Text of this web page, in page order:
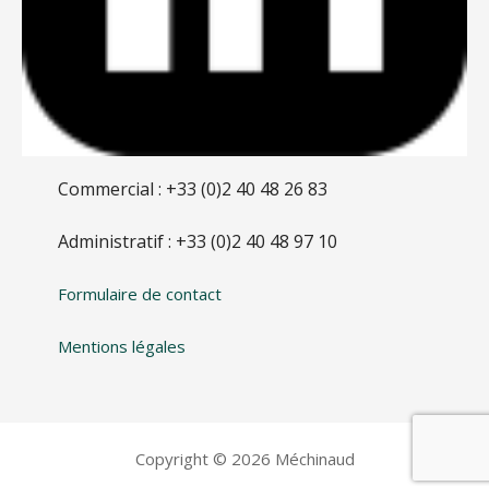
Commercial : +33 (0)2 40 48 26 83
Administratif : +33 (0)2 40 48 97 10
Formulaire de contact
Mentions légales
Copyright © 2026 Méchinaud